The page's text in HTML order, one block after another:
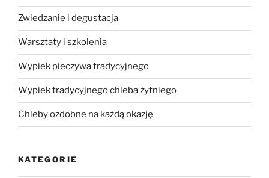
Zwiedzanie i degustacja
Warsztaty i szkolenia
Wypiek pieczywa tradycyjnego
Wypiek tradycyjnego chleba żytniego
Chleby ozdobne na każdą okazję
KATEGORIE